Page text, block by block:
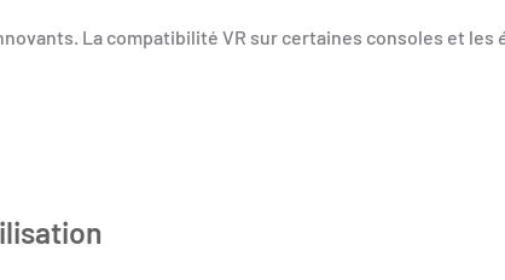
La compatibilité VR sur certaines consoles et les